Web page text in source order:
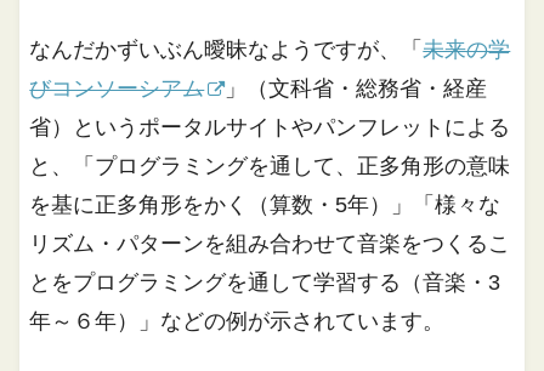
なんだかずいぶん曖昧なようですが、「未来の学
びコンソーシアム
」（文科省・総務省・経産
省）というポータルサイトやパンフレットによる
と、「プログラミングを通して、正多角形の意味
を基に正多角形をかく（算数・5年）」「様々な
リズム・パターンを組み合わせて音楽をつくるこ
とをプログラミングを通して学習する（音楽・3
年～６年）」などの例が示されています。